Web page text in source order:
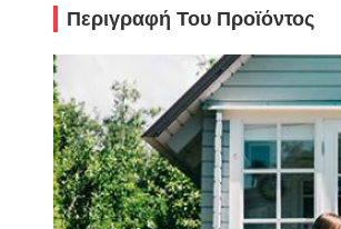
Περιγραφή Του Προϊόντος